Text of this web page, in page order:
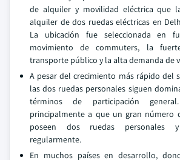
de alquiler y movilidad eléctrica que
alquiler de dos ruedas eléctricas en
La ubicación fue seleccionada en
movimiento de commuters, la
transporte público y la alta demanda de
A pesar del crecimiento más rápido del
las dos ruedas personales siguen
términos de participación
principalmente a que un gran número
poseen dos ruedas personales
regularmente.
En muchos países en desarrollo,